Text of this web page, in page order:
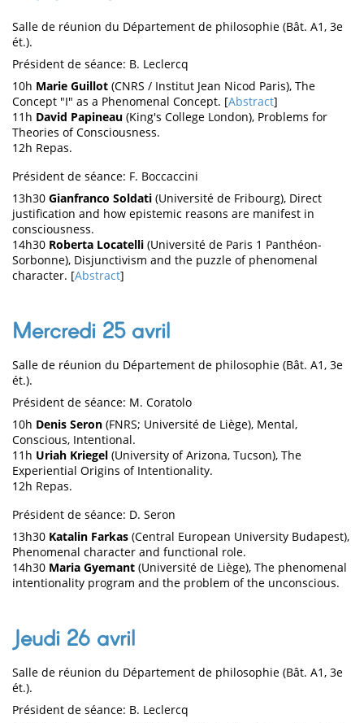
Salle de réunion du Département de philosophie (Bât. A1, 3e
ét.).
Président de séance: B. Leclercq
10h Marie Guillot (CNRS / Institut Jean Nicod Paris), The
Concept "I" as a Phenomenal Concept. [Abstract]
11h David Papineau (King's College London), Problems for
Theories of Consciousness.
12h Repas.
Président de séance: F. Boccaccini
13h30 Gianfranco Soldati (Université de Fribourg), Direct
justification and how epistemic reasons are manifest in
consciousness.
14h30 Roberta Locatelli (Université de Paris 1 Panthéon-
Sorbonne), Disjunctivism and the puzzle of phenomenal
character. [Abstract]
Mercredi 25 avril
Salle de réunion du Département de philosophie (Bât. A1, 3e
ét.).
Président de séance: M. Coratolo
10h Denis Seron (FNRS; Université de Liège), Mental,
Conscious, Intentional.
11h Uriah Kriegel (University of Arizona, Tucson), The
Experiential Origins of Intentionality.
12h Repas.
Président de séance: D. Seron
13h30 Katalin Farkas (Central European University Budapest),
Phenomenal character and functional role.
14h30 Maria Gyemant (Université de Liège), The phenomenal
intentionality program and the problem of the unconscious.
Jeudi 26 avril
Salle de réunion du Département de philosophie (Bât. A1, 3e
ét.).
Président de séance: B. Leclercq